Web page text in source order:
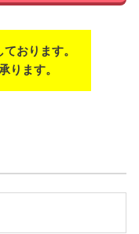
おります。
ります。